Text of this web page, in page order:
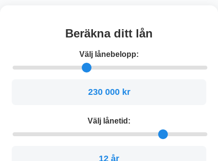
Beräkna ditt lån
Välj lånebelopp:
230 000 kr
Välj lånetid:
12 år